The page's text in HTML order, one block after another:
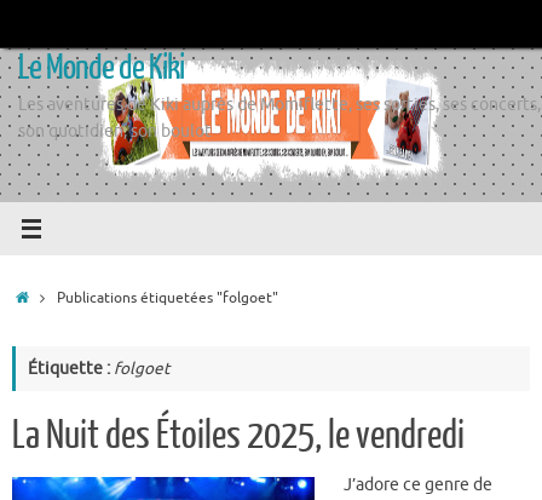
contenu
Le Monde de Kiki
Les aventures de Kiki auprès de Momiflette, ses sorties, ses concerts,
son quotidien, son boulot
AccueilPublications étiquetées "folgoet"
Étiquette : folgoet
La Nuit des Étoiles 2025, le vendredi
J’adore ce genre de